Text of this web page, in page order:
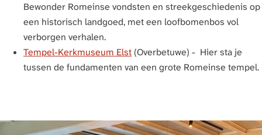
Bewonder Romeinse vondsten en streekgeschiedenis op
een historisch landgoed, met een loofbomenbos vol
verborgen verhalen.
Tempel-Kerkmuseum Elst (Overbetuwe) - Hier sta je
tussen de fundamenten van een grote Romeinse tempel.